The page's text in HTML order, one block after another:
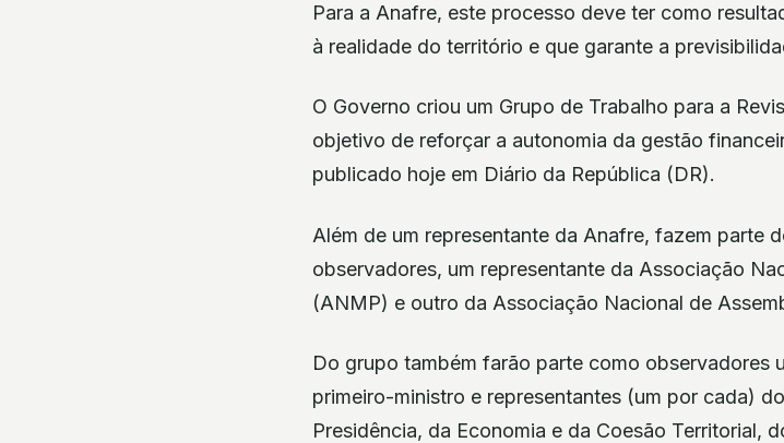
Para a Anafre, este processo deve ter como
à realidade do território e que garante a
O Governo criou um Grupo de Trabalho para a
objetivo de reforçar a autonomia da gestão
publicado hoje em Diário da República (DR).
Além de um representante da Anafre, fazem parte
observadores, um representante da Associação
(ANMP) e outro da Associação Nacional de
Do grupo também farão parte como observadores
primeiro-ministro e representantes (um por cada)
Presidência, da Economia e da Coesão Territorial,